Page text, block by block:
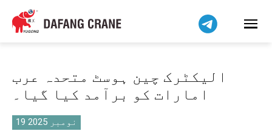
الیکٹرک چین ہوسٹ متحدہ عرب
امارات کو برآمد کیا گیا۔
19 نومبر 2025
हिन्दी
Bahasa Indonesia
简体中文
বাংলা
فارسی